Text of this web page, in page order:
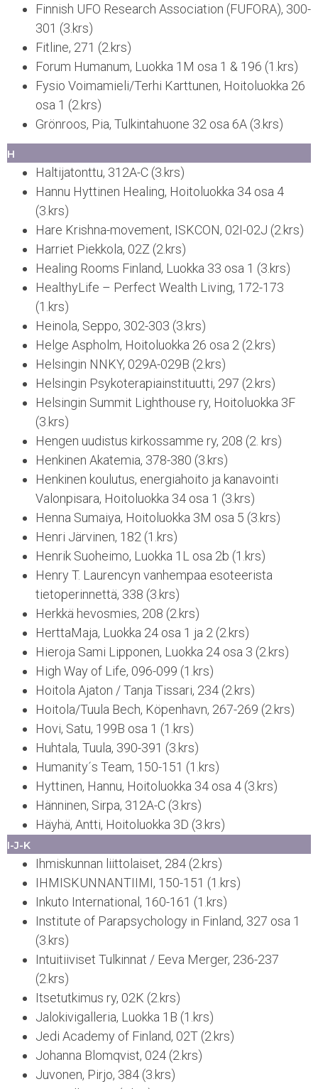
Finnish UFO Research Association (FUFORA), 300-
301 (3.krs)
Fitline, 271 (2.krs)
Forum Humanum, Luokka 1M osa 1 & 196 (1.krs)
Fysio Voimamieli/Terhi Karttunen, Hoitoluokka 26
osa 1 (2.krs)
Grönroos, Pia, Tulkintahuone 32 osa 6A (3.krs)
H
Haltijatonttu, 312A-C (3.krs)
Hannu Hyttinen Healing, Hoitoluokka 34 osa 4
(3.krs)
Hare Krishna-movement, ISKCON, 02I-02J (2.krs)
Harriet Piekkola, 02Z (2.krs)
Healing Rooms Finland, Luokka 33 osa 1 (3.krs)
HealthyLife – Perfect Wealth Living, 172-173
(1.krs)
Heinola, Seppo, 302-303 (3.krs)
Helge Aspholm, Hoitoluokka 26 osa 2 (2.krs)
Helsingin NNKY, 029A-029B (2.krs)
Helsingin Psykoterapiainstituutti, 297 (2.krs)
Helsingin Summit Lighthouse ry, Hoitoluokka 3F
(3.krs)
Hengen uudistus kirkossamme ry, 208 (2. krs)
Henkinen Akatemia, 378-380 (3.krs)
Henkinen koulutus, energiahoito ja kanavointi
Valonpisara, Hoitoluokka 34 osa 1 (3.krs)
Henna Sumaiya, Hoitoluokka 3M osa 5 (3.krs)
Henri Järvinen, 182 (1.krs)
Henrik Suoheimo, Luokka 1L osa 2b (1.krs)
Henry T. Laurencyn vanhempaa esoteerista
tietoperinnettä, 338 (3.krs)
Herkkä hevosmies, 208 (2.krs)
HerttaMaja, Luokka 24 osa 1 ja 2 (2.krs)
Hieroja Sami Lipponen, Luokka 24 osa 3 (2.krs)
High Way of Life, 096-099 (1.krs)
Hoitola Ajaton / Tanja Tissari, 234 (2.krs)
Hoitola/Tuula Bech, Köpenhavn, 267-269 (2.krs)
Hovi, Satu, 199B osa 1 (1.krs)
Huhtala, Tuula, 390-391 (3.krs)
Humanity´s Team, 150-151 (1.krs)
Hyttinen, Hannu, Hoitoluokka 34 osa 4 (3.krs)
Hänninen, Sirpa, 312A-C (3.krs)
Häyhä, Antti, Hoitoluokka 3D (3.krs)
I-J-K
Ihmiskunnan liittolaiset, 284 (2.krs)
IHMISKUNNANTIIMI, 150-151 (1.krs)
Inkuto International, 160-161 (1.krs)
Institute of Parapsychology in Finland, 327 osa 1
(3.krs)
Intuitiiviset Tulkinnat / Eeva Merger, 236-237
(2.krs)
Itsetutkimus ry, 02K (2.krs)
Jalokivigalleria, Luokka 1B (1.krs)
Jedi Academy of Finland, 02T (2.krs)
Johanna Blomqvist, 024 (2.krs)
Juvonen, Pirjo, 384 (3.krs)